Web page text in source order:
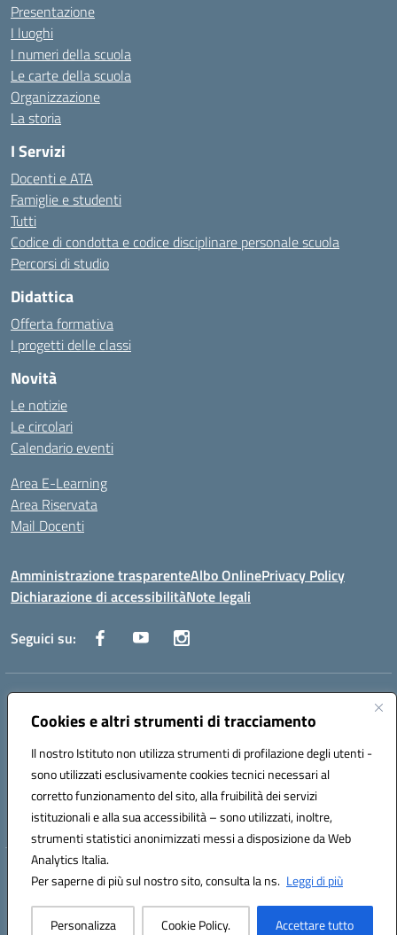
Cookies e altri strumenti di tracciamento
Il nostro Istituto non utilizza strumenti di profilazione degli utenti -
sono utilizzati esclusivamente cookies tecnici necessari al
corretto funzionamento del sito, alla fruibilità dei servizi
istituzionali e alla sua accessibilità – sono utilizzati, inoltre,
strumenti statistici anonimizzati messi a disposizione da Web
Analytics Italia.
Per saperne di più sul nostro sito, consulta la ns. Leggi di più
Personalizza Cookie Policy. Accettare tutto
Presentazione
I luoghi
I numeri della scuola
Le carte della scuola
Organizzazione
La storia
I Servizi
Docenti e ATA
Famiglie e studenti
Tutti
Codice di condotta e codice disciplinare personale scuola
Percorsi di studio
Didattica
Offerta formativa
I progetti delle classi
Novità
Le notizie
Le circolari
Calendario eventi
Area E-Learning
Area Riservata
Mail Docenti
Amministrazione trasparenteAlbo OnlinePrivacy Policy
Dichiarazione di accessibilitàNote legali
Seguici su:
Indirizzo:
Centralino:0885 417864 Email:fgpc180008@istruzione.it
Codice fiscale: 90043150714
Codice meccanografico:
FGPC180008
Codice Indice delle Pubbliche Amministrazioni (IPA): lzcc
Hosting & Powered by 3D Solution S.r.l.
Concept & Design by Designers Italia